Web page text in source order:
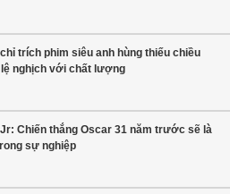
trích phim siêu anh hùng thiếu chiều
nghịch với chất lượng
Chiến thắng Oscar 31 năm trước sẽ là
sự nghiệp